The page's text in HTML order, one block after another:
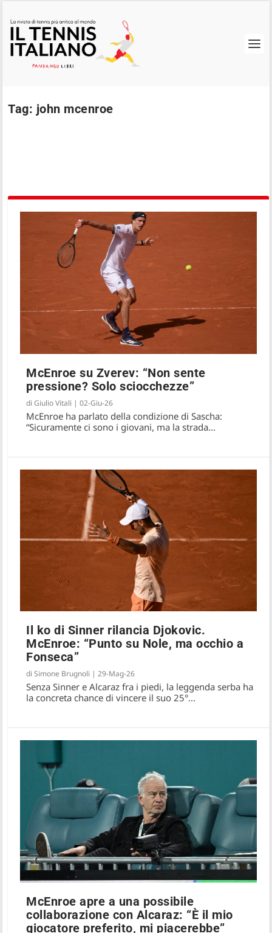
Tag: john mcenroe
McEnroe sulle difficoltà di Sinner: “È
tutto normale, resta il favorito”
McEnroe su Zverev: “Non sente
pressione? Solo sciocchezze”
diGiulio Vitali |02-Giu-26
McEnroe ha parlato della condizione di Sascha:
“Sicuramente ci sono i giovani, ma la strada...
Il ko di Sinner rilancia Djokovic.
McEnroe: “Punto su Nole, ma occhio a
Fonseca”
diSimone Brugnoli |29-Mag-26
Senza Sinner e Alcaraz fra i piedi, la leggenda serba ha
la concreta chance di vincere il suo 25°...
McEnroe apre a una possibile
collaborazione con Alcaraz: “È il mio
giocatore preferito, mi piacerebbe”